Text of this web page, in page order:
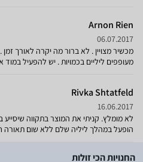
Arnon Rien
06.07.2017
Rivka Shtatfeld
16.06.2017
לא מומלץ. קניתי את המוצר בתקווה שיסייע
הופעל במהלך ליליה שלם ללא שום תאורה
החנויות הכי זולות